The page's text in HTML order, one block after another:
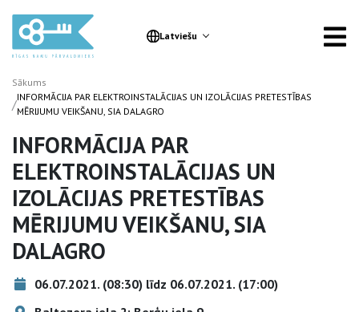
Latviešu
Sākums
/INFORMĀCIJA PAR ELEKTROINSTALĀCIJAS UN IZOLĀCIJAS PRETESTĪBAS
MĒRIJUMU VEIKŠANU, SIA DALAGRO
INFORMĀCIJA PAR
ELEKTROINSTALĀCIJAS UN
IZOLĀCIJAS PRETESTĪBAS
MĒRIJUMU VEIKŠANU, SIA
DALAGRO
06.07.2021. (08:30) līdz 06.07.2021. (17:00)